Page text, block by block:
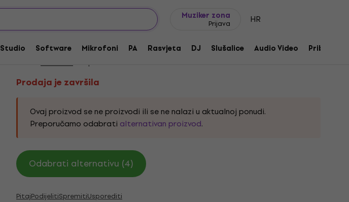
Muziker zona
Prijava HR
Studio Software Mikrofoni PA Rasvjeta DJ Slušalice Audio Video Pribor
Prodaja je završila
Markbass Traveler 121 Ninja Bas zvučnik
Kod proizvoda:
Prodaja je završila
Ovaj proizvod se ne proizvodi ili se ne nalazi u aktualnoj ponudi.
Preporučamo odabrati alternativan proizvod.
Odabrati alternativu (4)
PitajPodijelitiSpremitiUsporediti